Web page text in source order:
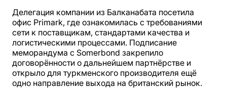
Делегация компании из Балканабата посетила
офис Primark, где ознакомилась с требованиями
сети к поставщикам, стандартами качества и
логистическими процессами. Подписание
меморандума с Somerbond закрепило
договорённости о дальнейшем партнёрстве и
открыло для туркменского производителя ещё
одно направление выхода на британский рынок.